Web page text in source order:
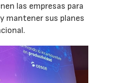
las empresas para
mantener sus planes